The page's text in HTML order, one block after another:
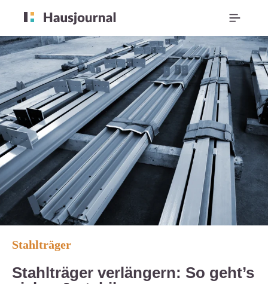
Stahlträger
Stahlträger verlängern: So geht’s